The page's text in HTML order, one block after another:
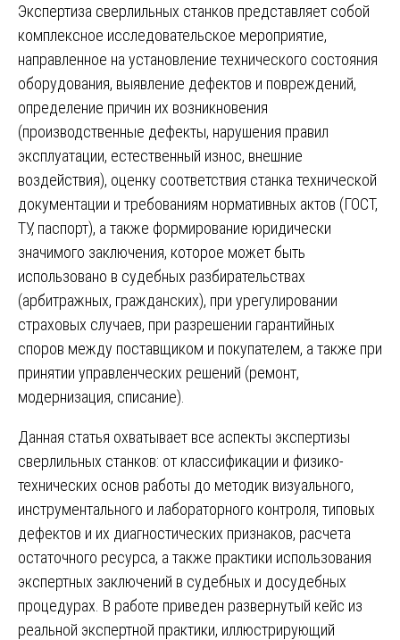
Экспертиза сверлильных станков представляет собой
комплексное исследовательское мероприятие,
направленное на установление технического состояния
оборудования, выявление дефектов и повреждений,
определение причин их возникновения
(производственные дефекты, нарушения правил
эксплуатации, естественный износ, внешние
воздействия), оценку соответствия станка технической
документации и требованиям нормативных актов (ГОСТ,
ТУ, паспорт), а также формирование юридически
значимого заключения, которое может быть
использовано в судебных разбирательствах
(арбитражных, гражданских), при урегулировании
страховых случаев, при разрешении гарантийных
споров между поставщиком и покупателем, а также при
принятии управленческих решений (ремонт,
модернизация, списание).
Данная статья охватывает все аспекты экспертизы
сверлильных станков: от классификации и физико-
технических основ работы до методик визуального,
инструментального и лабораторного контроля, типовых
дефектов и их диагностических признаков, расчета
остаточного ресурса, а также практики использования
экспертных заключений в судебных и досудебных
процедурах. В работе приведен развернутый кейс из
реальной экспертной практики, иллюстрирующий